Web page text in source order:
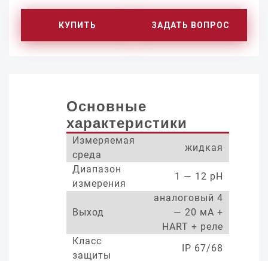
КУПИТЬ ЗАДАТЬ ВОПРОС
Основные
характеристики
Измеряемая
среда
жидкая
Диапазон
измерения
1 — 12 pH
Выход
аналоговый 4
— 20 мА +
HART + реле
Класс
защиты
IP 67/68